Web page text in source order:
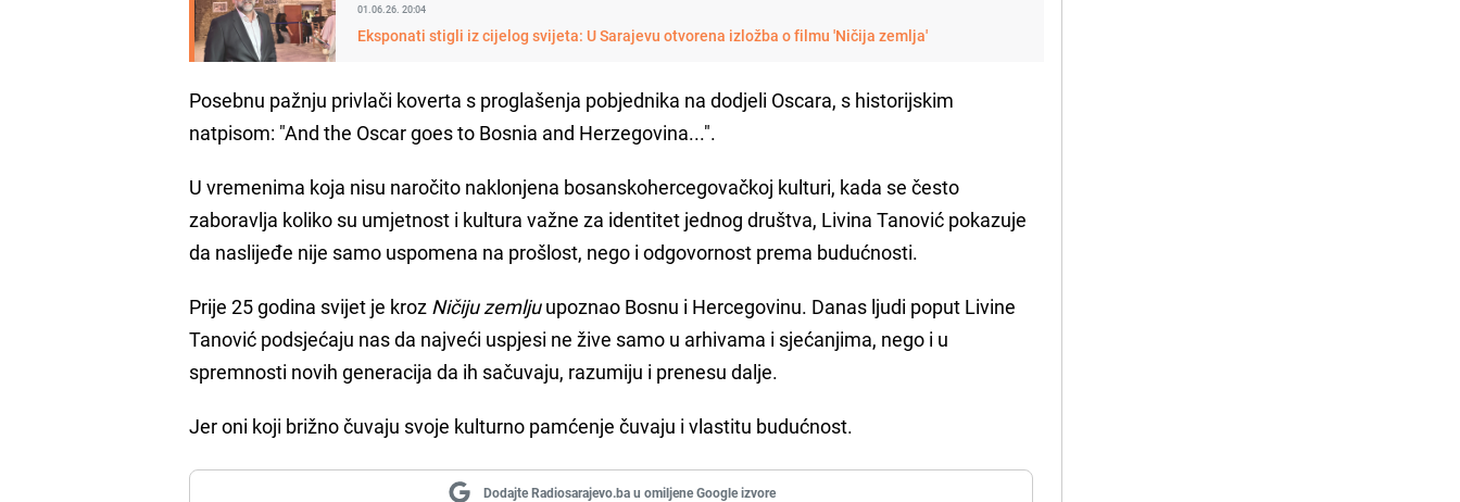
01.06.26. 20:04
Eksponati stigli iz cijelog svijeta: U Sarajevu otvorena izložba o filmu 'Ničija zemlja'
Posebnu pažnju privlači koverta s proglašenja pobjednika na dodjeli Oscara, s historijskim
natpisom: "And the Oscar goes to Bosnia and Herzegovina...".
U vremenima koja nisu naročito naklonjena bosanskohercegovačkoj kulturi, kada se često
zaboravlja koliko su umjetnost i kultura važne za identitet jednog društva, Livina Tanović pokazuje
da naslijeđe nije samo uspomena na prošlost, nego i odgovornost prema budućnosti.
Prije 25 godina svijet je kroz Ničiju zemljuupoznao Bosnu i Hercegovinu. Danas ljudi poput Livine
Tanović podsjećaju nas da najveći uspjesi ne žive samo u arhivama i sjećanjima, nego i u
spremnosti novih generacija da ih sačuvaju, razumiju i prenesu dalje.
Jer oni koji brižno čuvaju svoje kulturno pamćenje čuvaju i vlastitu budućnost.
Dodajte Radiosarajevo.ba u omiljene Google izvore